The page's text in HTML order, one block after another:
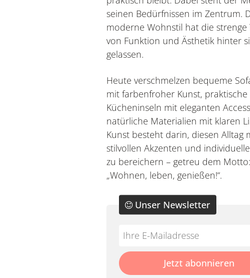
seinen Bedürfnissen im Zentrum.
moderne Wohnstil hat die strenge
von Funktion und Ästhetik hinter
gelassen.
Heute verschmelzen bequeme
mit farbenfroher Kunst, praktische
Kücheninseln mit eleganten
natürliche Materialien mit klaren
Kunst besteht darin, diesen Alltag
stilvollen Akzenten und
zu bereichern – getreu dem Motto:
„Wohnen, leben, genießen!“.
Do
fill
this
Unser Newsletter
*Ihre
Mailadresse:Jetzt abonnieren